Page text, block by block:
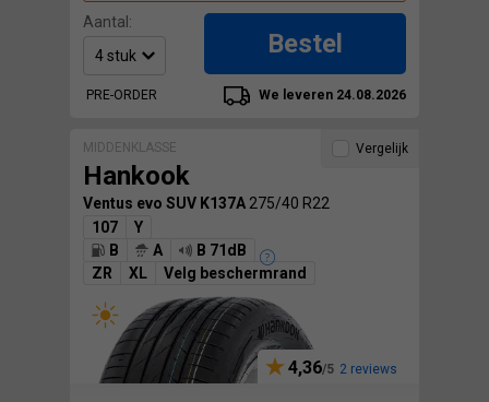
Aantal:
Bestel
PRE-ORDER We leveren 24.08.2026
MIDDENKLASSE
Hankook
Ventus evo SUV K137A 275/40 R22
107
Y
B
A
B 71dB
ZR
XL Velg beschermrand
4,36 2 reviews
Vergelijk